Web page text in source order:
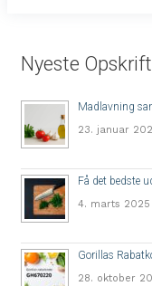
Nyeste
Madlavning
23. januar
Få det bedste
4. marts 2025
Gorillas
28. oktober